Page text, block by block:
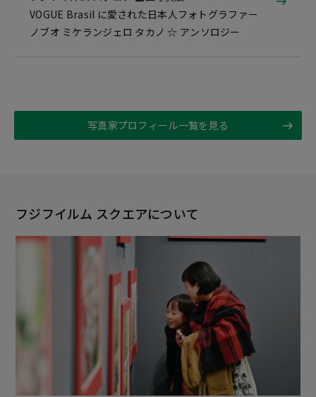
VOGUE Brasil に愛された日本人フォトグラファー
ノブオ ミケランジェロ タカノ ☆ アンソロジー
写真家プロフィール一覧を見る
フジフイルム スクエアについて